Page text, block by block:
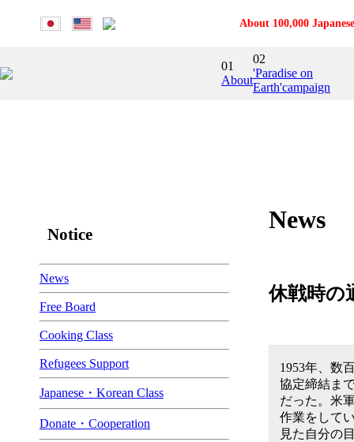
About 100,000
01
About
02
'Paradise on
Earth'campaign
Notice
News
Free Board
Cooking Class
Refugees Support
Japanese・Korean Class
Donate・Cooperation
News
休戦時の
1953年、数
協定締結ま
だった。米
作業をして
見た自分の